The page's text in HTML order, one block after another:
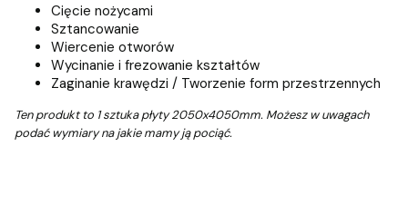
Cięcie nożycami
Sztancowanie
Wiercenie otworów
Wycinanie i frezowanie kształtów
Zaginanie krawędzi / Tworzenie form przestrzennych
Ten produkt to 1 sztuka płyty 2050x4050mm. Możesz w uwagach
podać wymiary na jakie mamy ją pociąć.